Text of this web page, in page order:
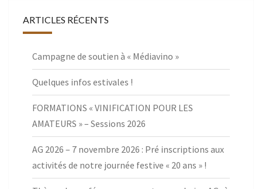
ARTICLES RÉCENTS
Campagne de soutien à « Médiavino »
Quelques infos estivales !
FORMATIONS « VINIFICATION POUR LES
AMATEURS » – Sessions 2026
AG 2026 – 7 novembre 2026 : Pré inscriptions aux
activités de notre journée festive « 20 ans » !